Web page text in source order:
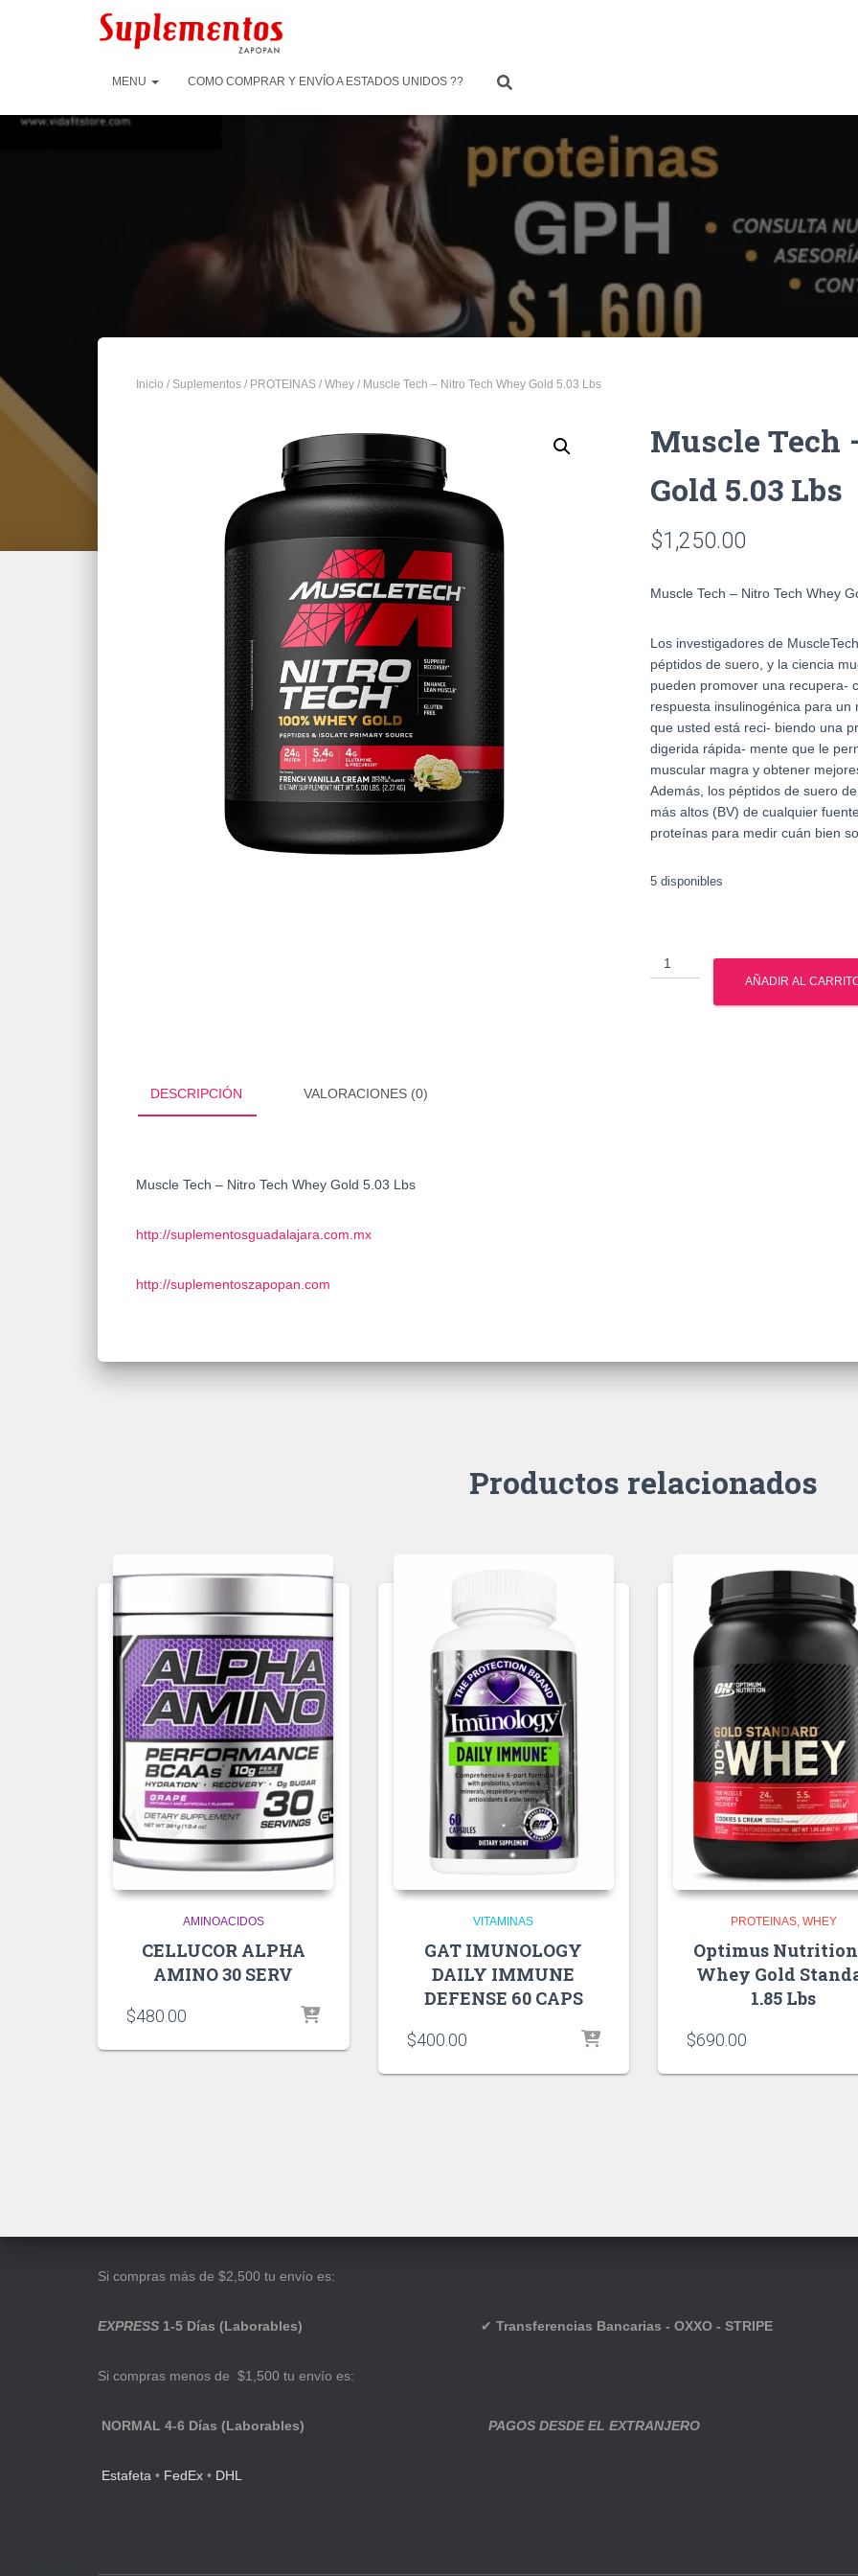
MENU COMO COMPRAR Y ENVÍO A ESTADOS UNIDOS ??
Inicio / Suplementos / PROTEINAS / Whey / Muscle Tech – Nitro Tech Whey Gold 5.03 Lbs
Muscle Tech
Gold 5.03 Lbs
$1,250.00
Muscle Tech – Nitro Tech Whey
Los investigadores de
péptidos de suero, y la ciencia
pueden promover una recupera-
respuesta insulinogénica para
que usted está reci- biendo una
digerida rápida- mente que le
muscular magra y obtener
Además, los péptidos de suero
más altos (BV) de cualquier
proteínas para medir cuán bien
5 disponibles
Muscle
Tech
AÑADIR AL
DESCRIPCIÓN VALORACIONES (0)
Muscle Tech – Nitro Tech Whey Gold 5.03 Lbs
http://suplementosguadalajara.com.mx
http://suplementoszapopan.com
Productos relacionados
AMINOACIDOS
CELLUCOR ALPHA
AMINO 30 SERV
$480.00
VITAMINAS
GAT IMUNOLOGY
DAILY IMMUNE
DEFENSE 60 CAPS
$400.00
PROTEINAS WHEY
Optimus
Whey Gold
1.85 Lbs
$690.00
Si compras más de $2,500 tu envío es:
EXPRESS 1-5 Días (Laborables)
Si compras menos de $1,500 tu envío es:
NORMAL 4-6 Días (Laborables)
Estafeta • FedEx • DHL
✔ Transferencias Bancarias - OXXO - STRIPE
PAGOS DESDE EL EXTRANJERO